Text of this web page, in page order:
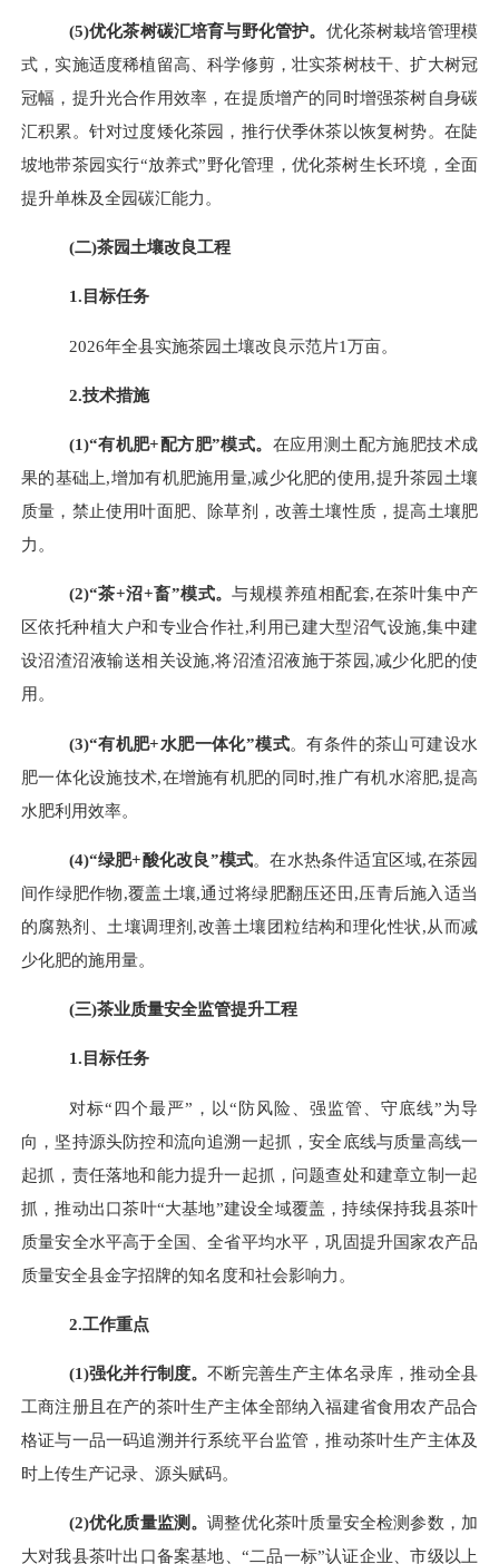
(5)优化茶树碳汇培育与野化管护。 优化茶树栽培管理模
式，实施适度稀植留高、科学修剪，壮实茶树枝干、扩大树冠
冠幅，提升光合作用效率，在提质增产的同时增强茶树自身碳
汇积累。针对过度矮化茶园，推行伏季休茶以恢复树势。在陡
坡地带茶园实行“放养式”野化管理，优化茶树生长环境，全面
提升单株及全园碳汇能力。
(二)茶园土壤改良工程
1.目标任务
2026年全县实施茶园土壤改良示范片1万亩。
2.技术措施
(1)“有机肥+配方肥”模式。 在应用测土配方施肥技术成
果的基础上,增加有机肥施用量,减少化肥的使用,提升茶园土壤
质量，禁止使用叶面肥、除草剂，改善土壤性质，提高土壤肥
力。
(2)“茶+沼+畜”模式。与规模养殖相配套,在茶叶集中产
区依托种植大户和专业合作社,利用已建大型沼气设施,集中建
设沼渣沼液输送相关设施,将沼渣沼液施于茶园,减少化肥的使
用。
(3)“有机肥+水肥一体化”模式。有条件的茶山可建设水
肥一体化设施技术,在增施有机肥的同时,推广有机水溶肥,提高
水肥利用效率。
(4)“绿肥+酸化改良”模式。在水热条件适宜区域,在茶园
间作绿肥作物,覆盖土壤,通过将绿肥翻压还田,压青后施入适当
的腐熟剂、土壤调理剂 ,改善土壤团粒结构和理化性状,从而减
少化肥的施用量。
(三)茶业质量安全监管提升工程
1.目标任务
对标“四个最严”，以“防风险、强监管、守底线”为导
向，坚持源头防控和流向追溯一起抓，安全底线与质量高线一
起抓，责任落地和能力提升一起抓，问题查处和建章立制一起
抓，推动出口茶叶“大基地”建设全域覆盖，持续保持我县茶叶
质量安全水平高于全国、全省平均水平，巩固提升国家农产品
质量安全县金字招牌的知名度和社会影响力。
2.工作重点
(1)强化并行制度。不断完善生产主体名录库，推动全县
工商注册且在产的茶叶生产主体全部纳入福建省食用农产品合
格证与一品一码追溯并行系统平台监管，推动茶叶生产主体及
时上传生产记录、源头赋码。
(2)优化质量监测。调整优化茶叶质量安全检测参数，加
大对我县茶叶出口备案基地、 “二品一标”认证企业、市级以上